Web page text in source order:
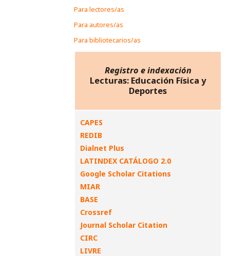
Para lectores/as
Para autores/as
Para bibliotecarios/as
Registro e indexación
Lecturas: Educación Física y
Deportes
CAPES
REDIB
Dialnet Plus
LATINDEX CATÁLOGO 2.0
Google Scholar Citations
MIAR
BASE
Crossref
Journal Scholar Citation
CIRC
LIVRE